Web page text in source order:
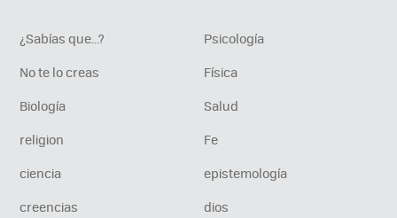
¿Sabías que...?
Psicología
No te lo creas
Física
Biología
Salud
religion
Fe
ciencia
epistemología
creencias
dios